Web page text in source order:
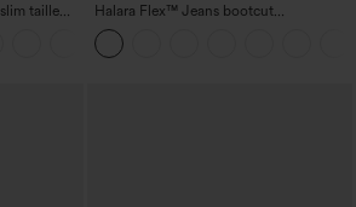
taille
Halara Flex™ Jeans bootcut
décontractés taille haute, effet délavé,
avec poches